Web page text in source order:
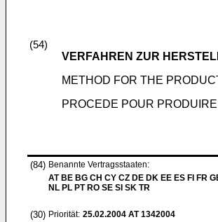
(54)
VERFAHREN ZUR
METHOD FOR THE
PROCEDE POUR
(84) Benannte Vertragsstaaten:
AT BE BG CH CY CZ DE DK EE ES FI FR
NL PL PT RO SE SI SK TR
(30) Priorität: 25.02.2004 AT 1342004